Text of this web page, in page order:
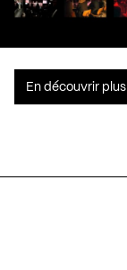
En découvrir plus